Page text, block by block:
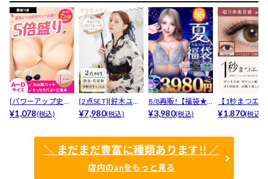
[パワーアップ史上
最強5倍盛りアップ
¥1,078(税込)
[2点SET][鈴木ユリ
ア(baby)...
¥7,980(税込)
8/8再販!【福袋★
ブラセット3点
¥3,980(税込)
【1秒まつエ
リュームタイ
¥1,870(税込)
＼ まだまだ豊富に種類あります!! ／
店内のanをもっと見る